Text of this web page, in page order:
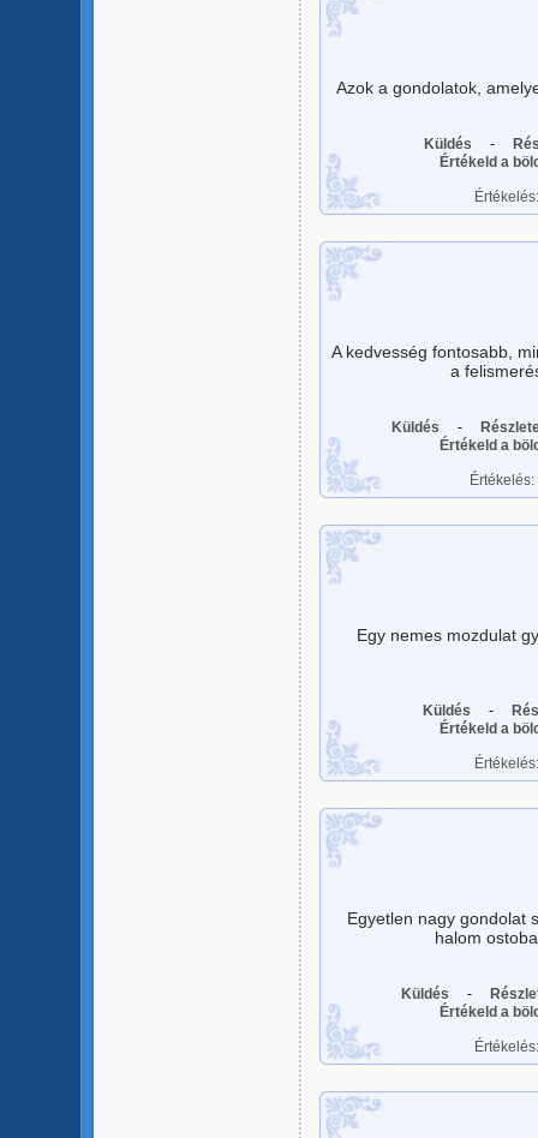
Azok a gondolatok,
Küldés -
Értékeld a
A kedvesség fontosabb,
a
Küldés -
Értékeld a
Egy nemes mozdulat
Küldés -
Értékeld a
Egyetlen nagy gondolat
halom
Küldés -
Értékeld a